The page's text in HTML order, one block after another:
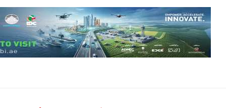
التمرد في
منطقة الساحل،
فإن الجمع بين
قدرة طائرة
أوريون على
التحليق…